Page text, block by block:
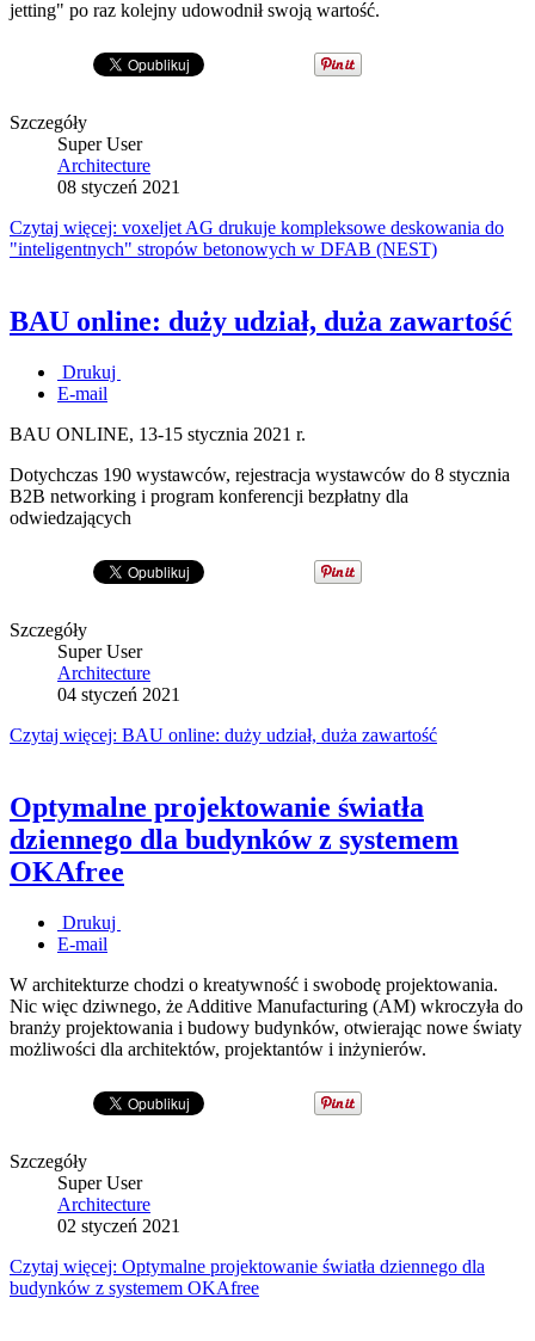
jetting" po raz kolejny udowodnił swoją wartość.
Szczegóły
Super User
Architecture
08 styczeń 2021
Czytaj więcej: voxeljet AG drukuje kompleksowe deskowania do
"inteligentnych" stropów betonowych w DFAB (NEST)
BAU online: duży udział, duża zawartość
Drukuj
E-mail
BAU ONLINE, 13-15 stycznia 2021 r.
Dotychczas 190 wystawców, rejestracja wystawców do 8 stycznia
B2B networking i program konferencji bezpłatny dla
odwiedzających
Szczegóły
Super User
Architecture
04 styczeń 2021
Czytaj więcej: BAU online: duży udział, duża zawartość
Optymalne projektowanie światła
dziennego dla budynków z systemem
OKAfree
Drukuj
E-mail
W architekturze chodzi o kreatywność i swobodę projektowania.
Nic więc dziwnego, że Additive Manufacturing (AM) wkroczyła do
branży projektowania i budowy budynków, otwierając nowe światy
możliwości dla architektów, projektantów i inżynierów.
Szczegóły
Super User
Architecture
02 styczeń 2021
Czytaj więcej: Optymalne projektowanie światła dziennego dla
budynków z systemem OKAfree